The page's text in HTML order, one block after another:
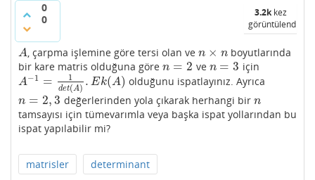
0
0
3.2kkez
görüntülendi
A
A , çarpma işlemine göre tersi olan ve n × n
n×n
boyutlarında
bir kare matris olduğuna göre n = 2
n=2 ve n = 3
n=3 için
A−1 = 1
det(A) . Ek(A)
A−1= 1d et(A).Ek A) olduğunu ispatlayınız. Ayrıca
n = 2,3
n=2, 3 değerlerinden yola çıkarak herhangi bir n
n
tamsayısı için tümevarımla veya başka ispat yollarından bu
ispat yapılabilir mi?
matrisler determinant